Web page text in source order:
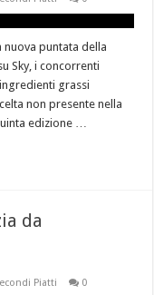
puntata della
Sky, i concorrenti
grassi
non presente nella
edizione …
da
Piatti 0